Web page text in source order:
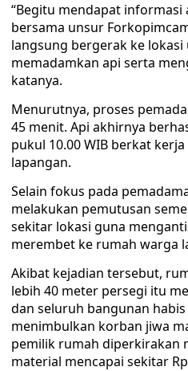
“Begitu mendapat informasi
bersama unsur
langsung bergerak ke
memadamkan api serta
katanya.
Menurutnya, proses
45 menit. Api akhirnya
pukul 10.00 WIB berkat
lapangan.
Selain fokus pada
melakukan pemutusan
sekitar lokasi guna
merembet ke rumah warga
Akibat kejadian tersebut,
lebih 40 meter persegi itu
dan seluruh bangunan
menimbulkan korban jiwa
pemilik rumah diperkirakan
material mencapai sekitar